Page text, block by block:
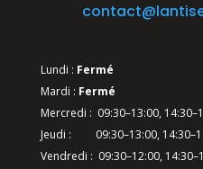
Lundi : Fermé
Mardi : Fermé
Mercredi : 09:30–13:00,
Jeudi : 09:30–13:00,
Vendredi : 09:30–12:00,